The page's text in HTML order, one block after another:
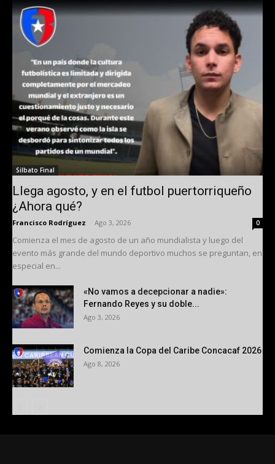
Silbato Final
Llega agosto, y en el futbol puertorriqueño
¿Ahora qué?
Francisco Rodríguez Ago 3, 2026 0
Comienza el mes de agosto de un año mundialista y luego del
evento más grande del mundo deportivo muchos se preguntan, en
especial en...
«No vamos a decepcionar a nadie»:
Fernando Reyes y su doble...
Ago 3, 2026
Comienza la Copa del Caribe Concacaf 2026
Ago 8, 2026